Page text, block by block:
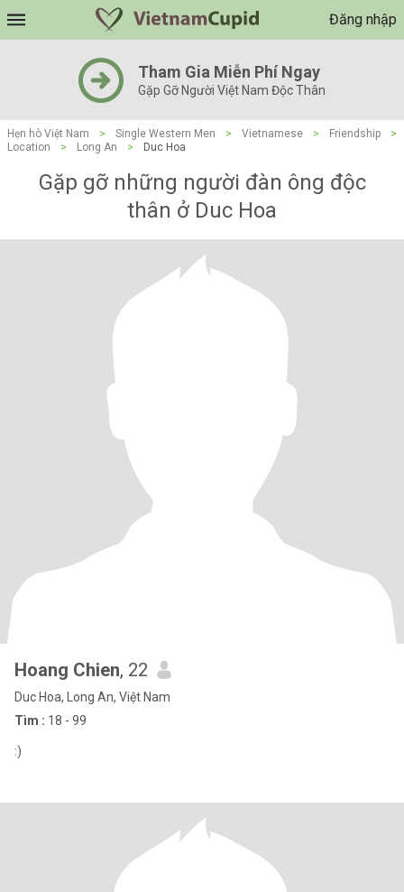
Đăng nhập
Tham Gia Miễn Phí Ngay
Gặp Gỡ Người Việt Nam Độc Thân
Hẹn hò Việt Nam > Single Western Men > Vietnamese > Friendship
>
Location
> Long An > Duc Hoa
Gặp gỡ những người đàn ông độc
thân ở Duc Hoa
Hoang Chien, 22
Duc Hoa, Long An, Việt Nam
Tìm : 18 - 99
:)